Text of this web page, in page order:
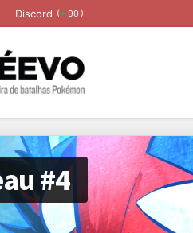
Discord ( 90)
#4